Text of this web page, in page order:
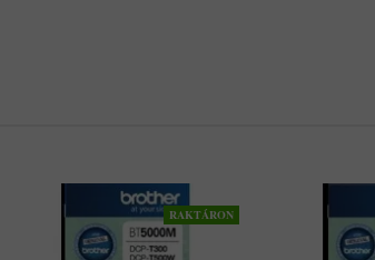
RAKTÁRON